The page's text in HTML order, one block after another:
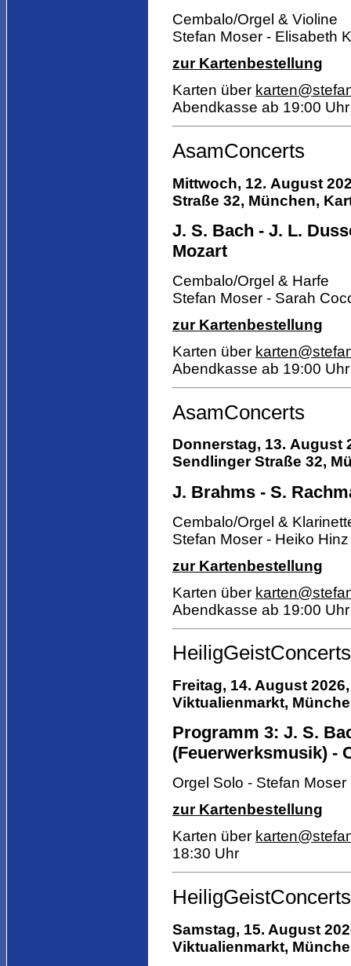
Cembalo/Orgel & Violine
Stefan Moser - Elisabeth
zur Kartenbestellung
Karten über
Abendkasse ab 19:00 Uhr
AsamConcerts
Mittwoch, 12. August
Straße 32, München,
J. S. Bach - J. L.
Mozart
Cembalo/Orgel & Harfe
Stefan Moser - Sarah
zur Kartenbestellung
Karten über
Abendkasse ab 19:00 Uhr
AsamConcerts
Donnerstag, 13. August
Sendlinger Straße 32,
J. Brahms - S.
Cembalo/Orgel &
Stefan Moser - Heiko Hinz
zur Kartenbestellung
Karten über
Abendkasse ab 19:00 Uhr
HeiligGeistConcerts
Freitag, 14. August
Viktualienmarkt,
Programm 3: J. S.
(Feuerwerksmusik) -
Orgel Solo - Stefan Moser
zur Kartenbestellung
Karten über
18:30 Uhr
HeiligGeistConcerts
Samstag, 15. August
Viktualienmarkt,